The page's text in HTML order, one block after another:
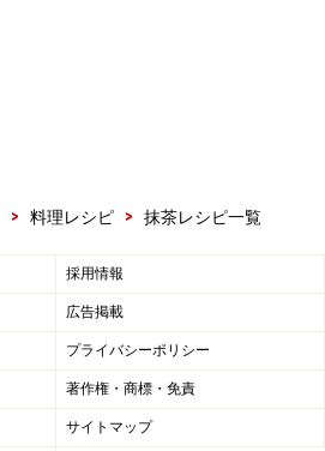
> 料理レシピ > 抹茶レシピ一覧
採用情報
広告掲載
プライバシーポリシー
著作権・商標・免責
サイトマップ